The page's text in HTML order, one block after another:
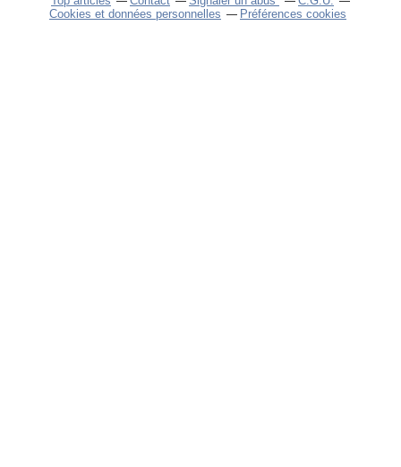
Cookies et données personnelles
Préférences cookies